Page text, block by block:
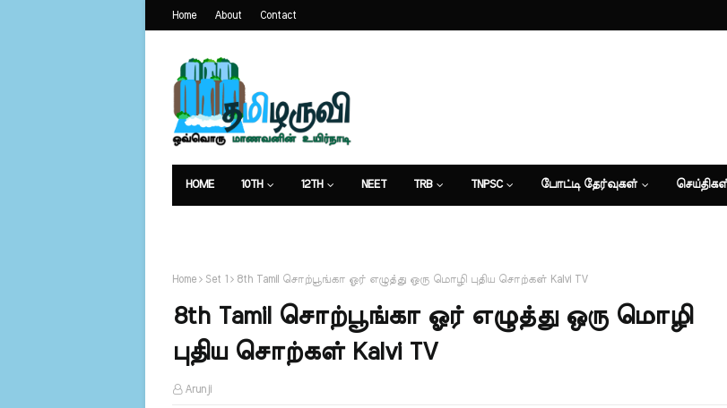
Home About Contact
HOME 10TH 12TH NEET TRB TNPSC போட்டி தேர்வுகள்
Home Set 1 8th Tamil சொற்பூங்கா ஓர் எழுத்து ஒரு மொழி புதிய சொற்கள் Kalvi TV
8th Tamil சொற்பூங்கா ஓர் எழுத்து ஒரு மொழி
புதிய சொற்கள் Kalvi TV
Arunji